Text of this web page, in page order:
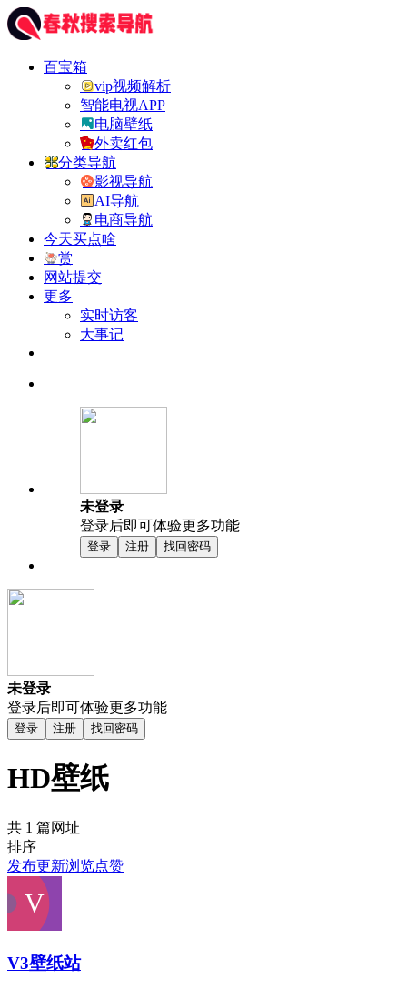
百宝箱
vip视频解析
智能电视APP
电脑壁纸
外卖红包
分类导航
影视导航
AI导航
电商导航
今天买点啥
赏
网站提交
更多
实时访客
大事记
未登录
登录后即可体验更多功能
登录 注册 找回密码
未登录
登录后即可体验更多功能
登录 注册 找回密码
HD壁纸
共 1 篇网址
排序
发布更新浏览点赞
V3壁纸站